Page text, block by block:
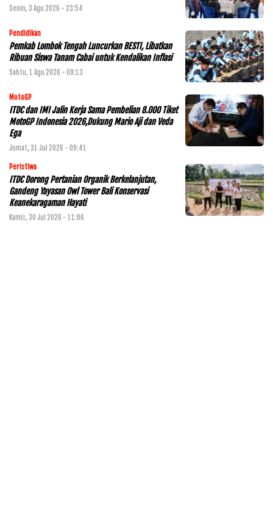
Senin, 3 Agu 2026 - 23:54
Pendidikan
Pemkab Lombok Tengah Luncurkan BESTI, Libatkan
Ribuan Siswa Tanam Cabai untuk Kendalikan Inflasi
Sabtu, 1 Agu 2026 - 09:13
MotoGP
ITDC dan IMI Jalin Kerja Sama Pembelian 8.000 Tiket
MotoGP Indonesia 2026,Dukung Mario Aji dan Veda
Ega
Jumat, 31 Jul 2026 - 09:41
Peristiwa
ITDC Dorong Pertanian Organik Berkelanjutan,
Gandeng Yayasan Owl Tower Bali Konservasi
Keanekaragaman Hayati
Kamis, 30 Jul 2026 - 11:06